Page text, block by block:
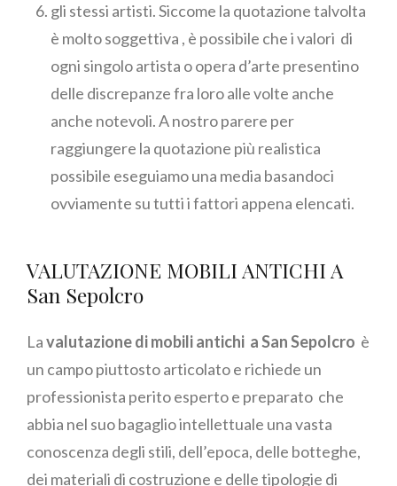
gli stessi artisti. Siccome la quotazione talvolta
è molto soggettiva , è possibile che i valori di
ogni singolo artista o opera d’arte presentino
delle discrepanze fra loro alle volte anche
anche notevoli. A nostro parere per
raggiungere la quotazione più realistica
possibile eseguiamo una media basandoci
ovviamente su tutti i fattori appena elencati.
VALUTAZIONE MOBILI ANTICHI A
San Sepolcro
Lavalutazione di mobili antichi a San Sepolcro è
un campo piuttosto articolato e richiede un
professionista perito esperto e preparato che
abbia nel suo bagaglio intellettuale una vasta
conoscenza degli stili, dell’epoca, delle botteghe,
dei materiali di costruzione e delle tipologie di